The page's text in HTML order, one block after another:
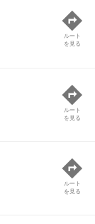
ルート
を見る
ルート
を見る
ルート
を見る